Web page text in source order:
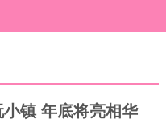
镇 年底将亮相华